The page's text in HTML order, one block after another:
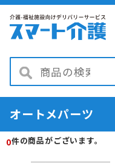
オートメパーツ
0件の商品がございます。